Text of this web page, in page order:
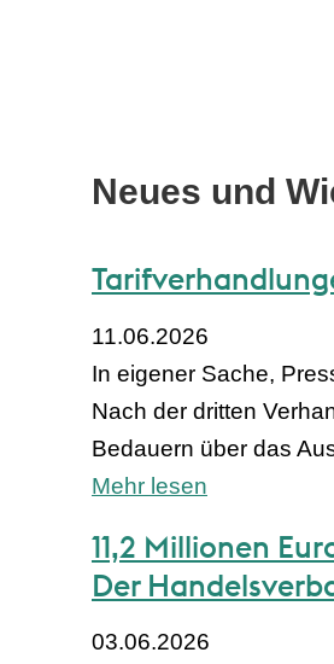
Neues und
11.06.2026
In eigener Sache,
Nach der dritten
Bedauern über das
Mehr lesen
11,2 Millionen
Der
03.06.2026